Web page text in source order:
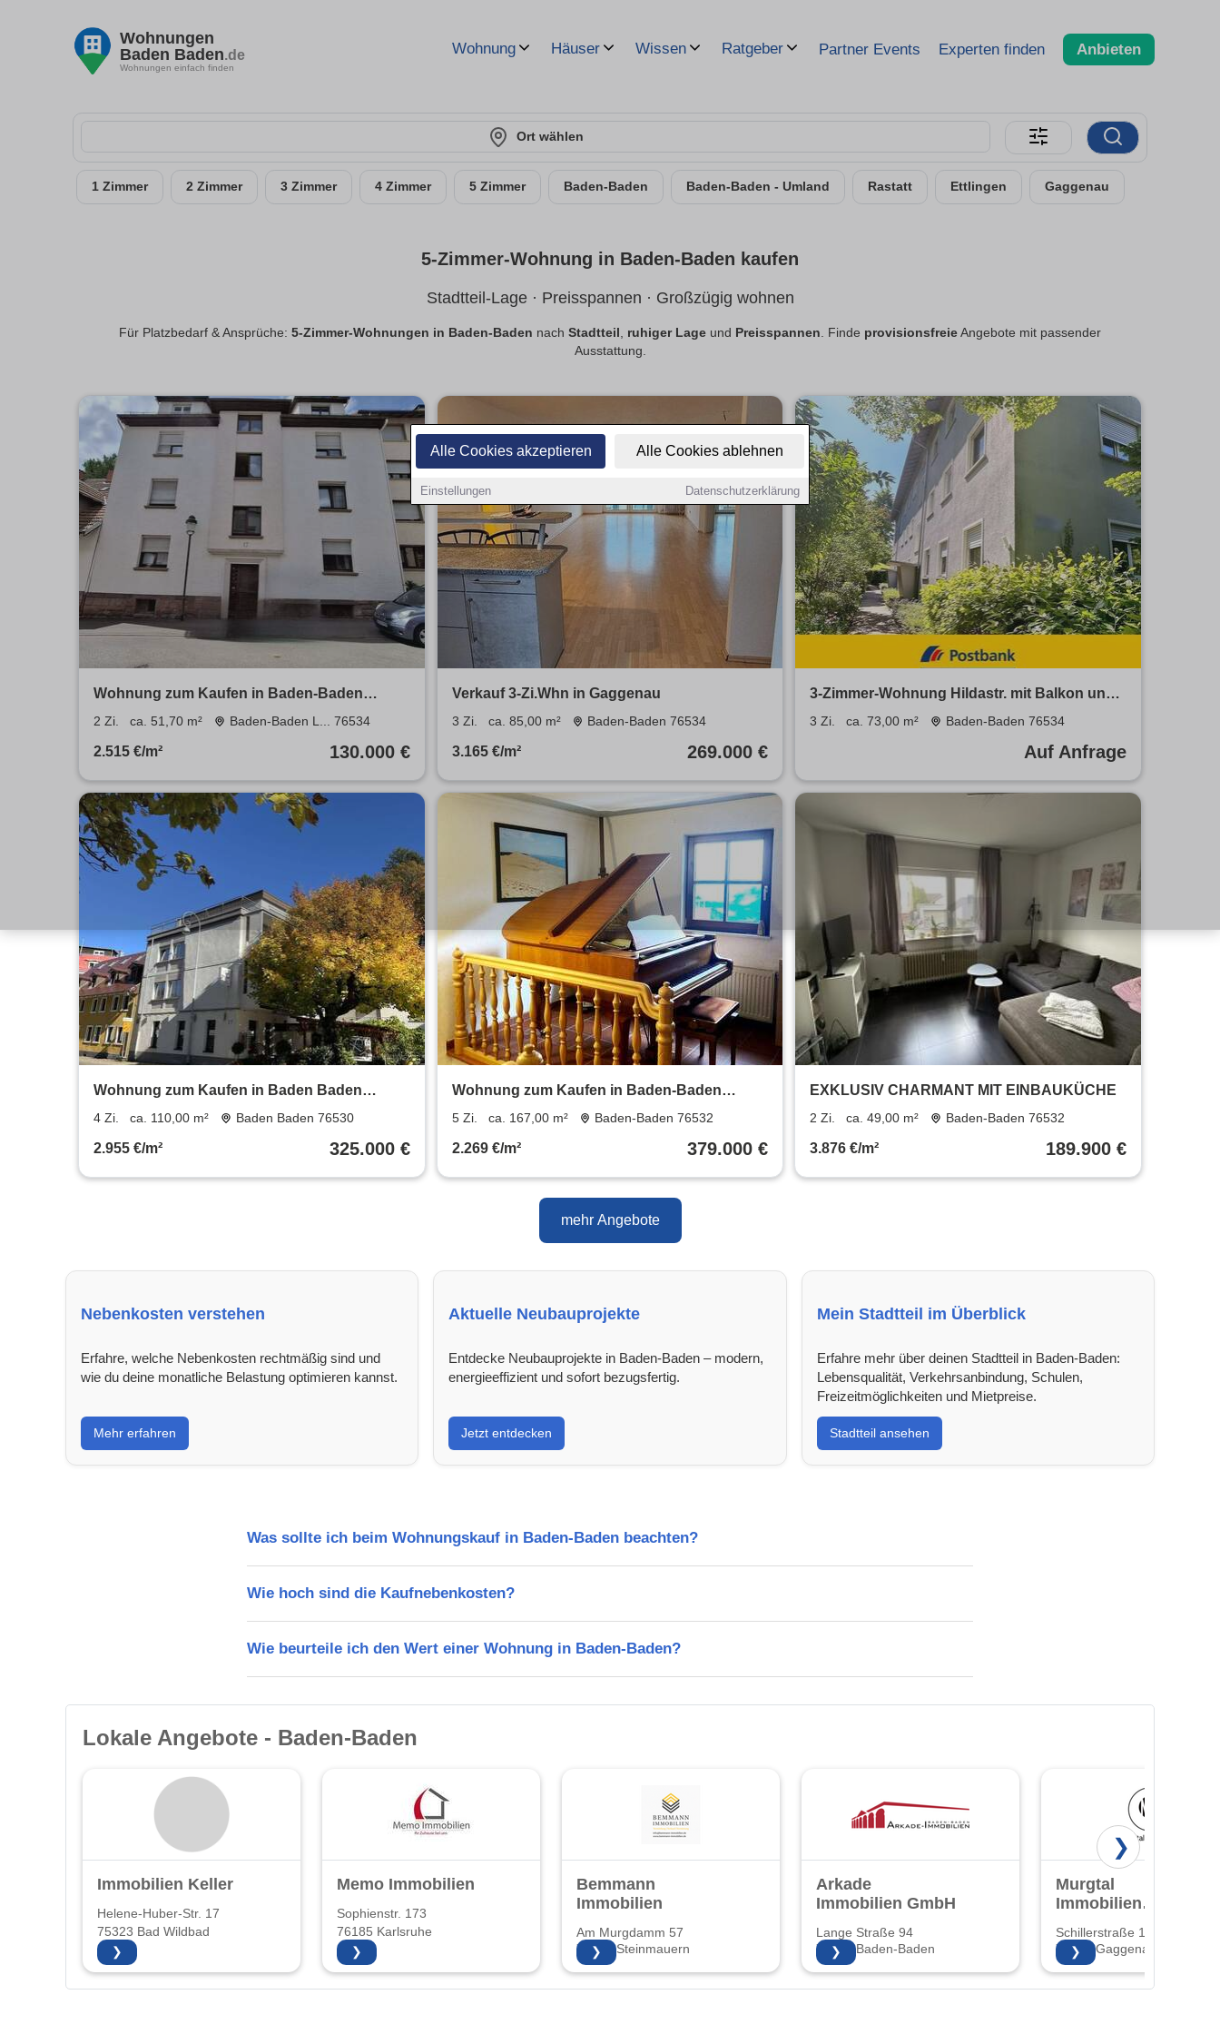
Alle Cookies akzeptieren Alle Cookies ablehnen
Einstellungen Datenschutzerklärung
Wohnungen
Baden Baden.de
Wohnungen einfach finden
Wohnung Häuser Wissen Ratgeber Partner Events Experten finden Anbieten
Ort wählen
1 Zimmer 2 Zimmer 3 Zimmer 4 Zimmer 5 Zimmer Baden-Baden Baden-Baden - Umland Rastatt Ettlingen Gaggenau
5-Zimmer-Wohnung in Baden-Baden kaufen
Stadtteil-Lage · Preisspannen · Großzügig wohnen
Für Platzbedarf & Ansprüche: 5-Zimmer-Wohnungen in Baden-Baden nach Stadtteil , ruhiger Lage und Preisspannen. Finde provisionsfreie Angebote mit passender
Ausstattung.
Wohnung zum Kaufen in Baden-Baden
Lichtental 130.000 € 51.7 m²
2 Zi. ca. 51,70 m² Baden-Baden L... 76534
2.515 €/m² 130.000 €
Verkauf 3-Zi.Whn in Gaggenau
3 Zi. ca. 85,00 m² Baden-Baden 76534
3.165 €/m² 269.000 €
3-Zimmer-Wohnung Hildastr. mit Balkon und
Garage
3 Zi. ca. 73,00 m² Baden-Baden 76534
Auf Anfrage
Wohnung zum Kaufen in Baden Baden
325.000 € 110 m²
4 Zi. ca. 110,00 m² Baden Baden 76530
2.955 €/m² 325.000 €
Wohnung zum Kaufen in Baden-Baden
379.000 € 167 m²
5 Zi. ca. 167,00 m² Baden-Baden 76532
2.269 €/m² 379.000 €
EXKLUSIV CHARMANT MIT EINBAUKÜCHE
2 Zi. ca. 49,00 m² Baden-Baden 76532
3.876 €/m² 189.900 €
mehr Angebote
Nebenkosten verstehen
Erfahre, welche Nebenkosten rechtmäßig sind und
wie du deine monatliche Belastung optimieren kannst.
Mehr erfahren
Aktuelle Neubauprojekte
Entdecke Neubauprojekte in Baden-Baden – modern,
energieeffizient und sofort bezugsfertig.
Jetzt entdecken
Mein Stadtteil im Überblick
Erfahre mehr über deinen Stadtteil in Baden-Baden:
Lebensqualität, Verkehrsanbindung, Schulen,
Freizeitmöglichkeiten und Mietpreise.
Stadtteil ansehen
Was sollte ich beim Wohnungskauf in Baden-Baden beachten?
Wie hoch sind die Kaufnebenkosten?
Wie beurteile ich den Wert einer Wohnung in Baden-Baden?
Lokale Angebote - Baden-Baden
Immobilien Keller
Helene-Huber-Str. 17
75323 Bad Wildbad
❯
Memo Immobilien
Sophienstr. 173
76185 Karlsruhe
❯
Bemmann
Immobilien
Am Murgdamm 57
76479 Steinmauern
❯
Arkade
Immobilien GmbH
Lange Straße 94
76530 Baden-Baden
❯
Murgtal
Immobilien
Schillerstraße 1
76571 Gaggenau
❯
❯